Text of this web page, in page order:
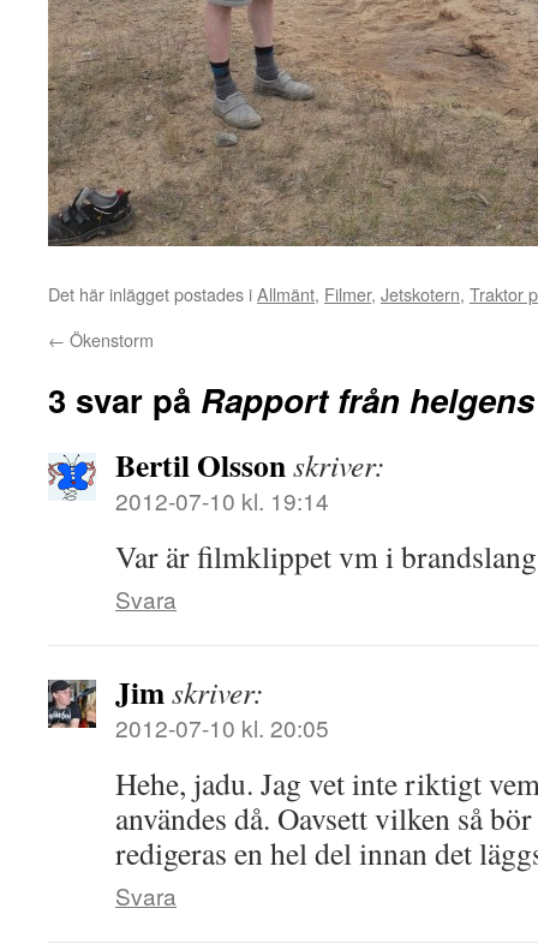
Det här inlägget postades iAllmänt, Filmer, Jetskotern, Traktor
← Ökenstorm
3 svar på Rapport från
Bertil Olssonskriver:
2012-07-10 kl. 19:14
Var är filmklippet vm i
Svara
Jimskriver:
2012-07-10 kl. 20:05
Hehe, jadu. Jag vet inte riktigt
användes då. Oavsett vilken så
redigeras en hel del innan det
Svara